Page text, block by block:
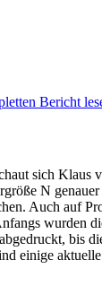
Bericht
sich Klaus
N
Auch auf
wurden
bis
einige